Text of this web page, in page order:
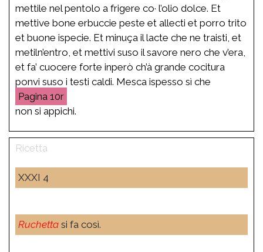
mettile nel pentolo a frigere co· l’olio dolce. Et
mettive bone erbuccie peste et allecti et porro trito
et buone ispecie. Et minuça il lacte che ne traisti, et
metiln’entro, et mettivi suso il savore nero che v’era,
et fa’ cuocere forte inperò ch’à grande cocitura
ponvi suso i testi caldi. Mesca ispesso sì che
10r
non si appichi.
XXXI 4
Ruchetta si fa così.